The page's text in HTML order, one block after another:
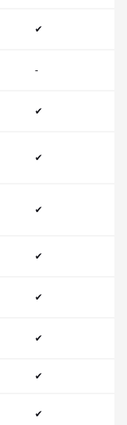
✔
-
✔
✔
✔
✔
✔
✔
✔
✔